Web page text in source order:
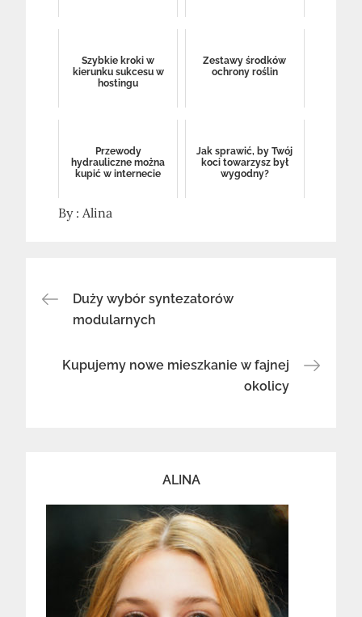
Szybkie kroki w
kierunku sukcesu w
hostingu
Zestawy środków
ochrony roślin
Przewody
hydrauliczne można
kupić w internecie
Jak sprawić, by Twój
koci towarzysz był
wygodny?
By :Alina
Nawigacja
wpisu
Duży wybór syntezatorów
modularnych
Kupujemy nowe mieszkanie w fajnej
okolicy
ALINA